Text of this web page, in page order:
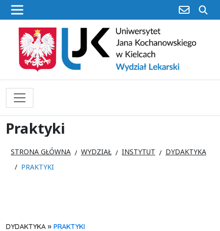
poczta
Praktyki
STRONA GŁÓWNA WYDZIAŁ INSTYTUT
DYDAKTYKA
PRAKTYKI